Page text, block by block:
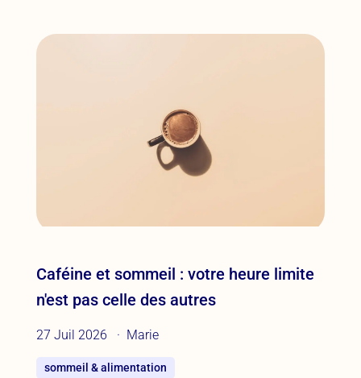
Caféine et sommeil : votre heure limite
n'est pas celle des autres
27 Juil 2026 Marie
sommeil & alimentation